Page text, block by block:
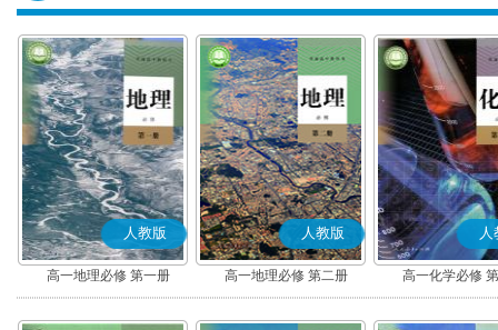
人教版
高一地理必修 第一册
人教版
高一地理必修 第二册
人
高一化学必修